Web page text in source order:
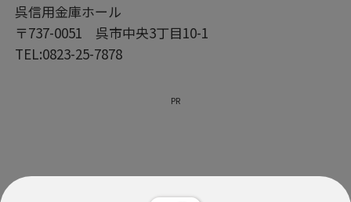
呉信用金庫ホール
〒737-0051 呉市中央3丁目10-1
TEL:0823-25-7878
PR